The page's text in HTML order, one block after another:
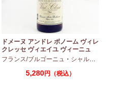
ルドネ
ドメーヌ アンドレ ボノーム ヴィレ
クレッセ ヴィエイユ ヴィーニュ
2024 750ml
フランス/ブルゴーニュ ・ シャルドネ
5,280円（税込）